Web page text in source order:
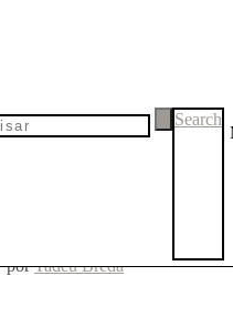
Search
porTadeu Breda